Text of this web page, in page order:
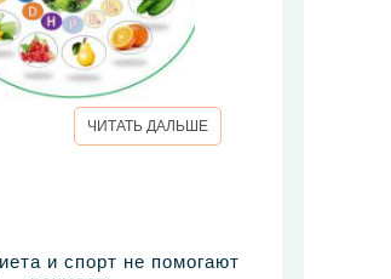
ЧИТАТЬ ДАЛЬШЕ
и спорт не помогают